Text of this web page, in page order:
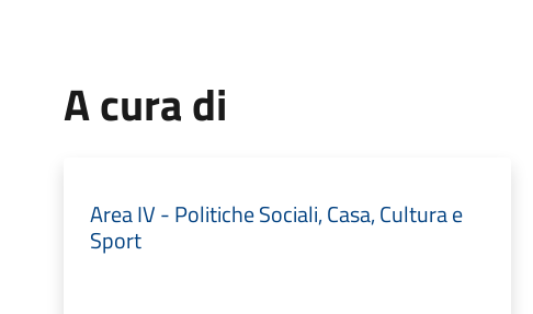
A cura di
Area IV - Politiche Sociali, Casa, Cultura e
Sport